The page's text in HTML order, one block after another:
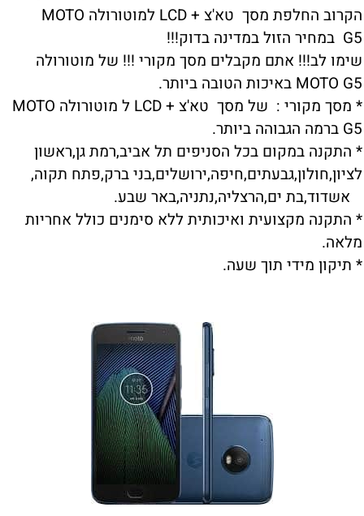
הקרוב החלפת מסך טא'צ + LCD למוטורולה MOTO
G5 במחיר הזול במדינה בדוק!!!
שימו לב!!! אתם מקבלים מסך מקורי !!! של מוטורולה
MOTO G5 באיכות הטובה ביותר.
* מסך מקורי : של מסך טא'צ + LCD ל מוטורולה MOTO
G5 ברמה הגבוהה ביותר.
* התקנה במקום בכל הסניפים תל אביב,רמת גן,ראשון
לציון,חולון,גבעתים,חיפה,ירושלים,בני ברק,פתח תקוה,
אשדוד,בת ים,הרצליה,נתניה,באר שבע.
* התקנה מקצועית ואיכותית ללא סימנים כולל אחריות
מלאה.
* תיקון מידי תוך שעה.